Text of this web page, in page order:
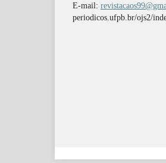
E-mail:
periodicos.ufpb.br/ojs2/